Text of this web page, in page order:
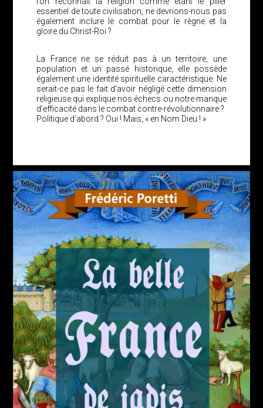
essentiel de toute civilisation, ne devrions-nous pas
également inclure le combat pour le règne et la
gloire du Christ-Roi ?
La France ne se réduit pas à un territoire, une
population et un passé historique, elle possède
également une identité spirituelle caractéristique. Ne
serait-ce pas le fait d’avoir négligé cette dimension
religieuse qui explique nos échecs ou notre manque
d’efficacité dans le combat contre-révolutionnaire ?
Politique d’abord ? Oui ! Mais, « en Nom Dieu ! »